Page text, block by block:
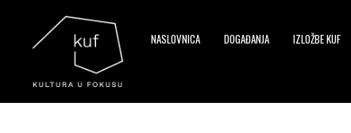
NASLOVNICA DOGAĐANJA IZLOŽBE KUF